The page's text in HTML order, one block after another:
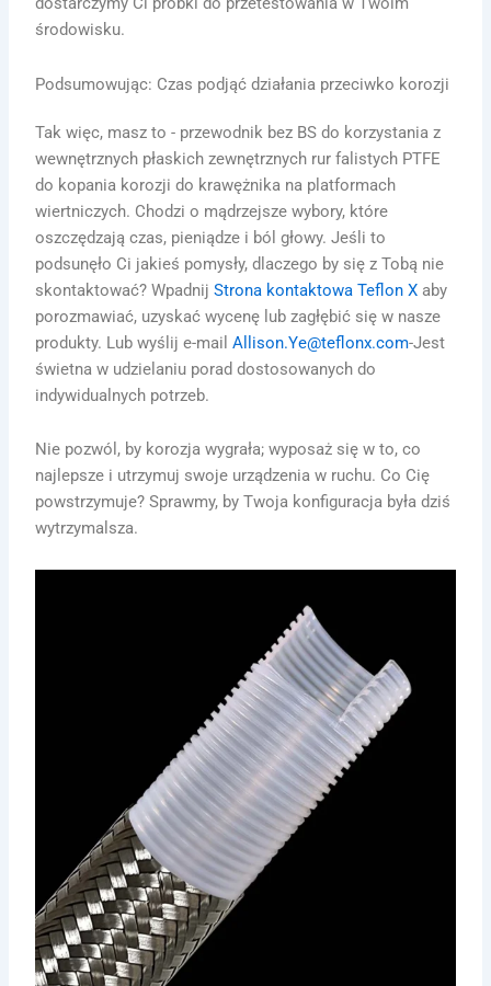
środowisku.
Podsumowując: Czas podjąć działania przeciwko korozji
Tak więc, masz to - przewodnik bez BS do korzystania z
wewnętrznych płaskich zewnętrznych rur falistych PTFE
do kopania korozji do krawężnika na platformach
wiertniczych. Chodzi o mądrzejsze wybory, które
oszczędzają czas, pieniądze i ból głowy. Jeśli to
podsunęło Ci jakieś pomysły, dlaczego by się z Tobą nie
skontaktować? WpadnijStrona kontaktowa Teflon X aby
porozmawiać, uzyskać wycenę lub zagłębić się w nasze
produkty. Lub wyślij e-mailAllison.Ye@teflonx.com-Jest
świetna w udzielaniu porad dostosowanych do
indywidualnych potrzeb.
Nie pozwól, by korozja wygrała; wyposaż się w to, co
najlepsze i utrzymuj swoje urządzenia w ruchu. Co Cię
powstrzymuje? Sprawmy, by Twoja konfiguracja była dziś
wytrzymalsza.